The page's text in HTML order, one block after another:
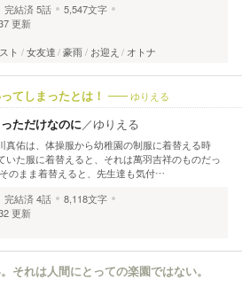
完結済5話
5,547文字
更新
ト 女友達 豪雨 お迎え オトナ
てしまったとは！ ゆりえる
ただけなのに／ゆりえる
真佑は、体操服から幼稚園の制服に着替える時
いた服に着替えると、それは萬羽吉祥のものだっ
のまま着替えると、先生達も気付…
完結済4話
8,118文字
更新
それは人間にとっての楽園ではない。